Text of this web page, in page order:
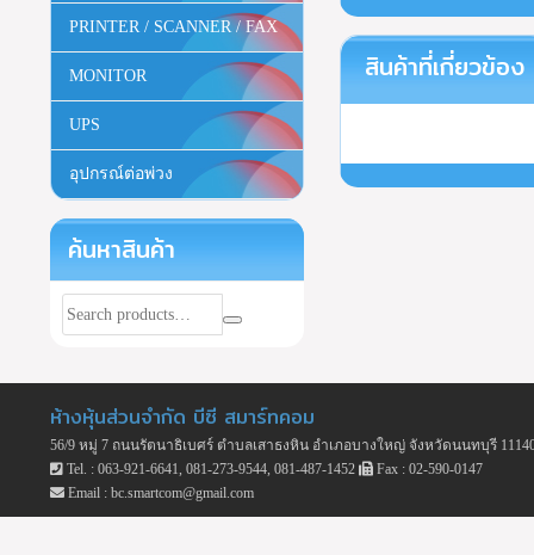
สินค้าที่เกี่ยวข้อง
PRINTER / SCANNER / FAX
MONITOR
UPS
อุปกรณ์ต่อพ่วง
ค้นหาสินค้า
ห้างหุ้นส่วนจำกัด บีซี สมาร์ทคอม
56/9 หมู่ 7 ถนนรัตนาธิเบศร์ ตำบลเสาธงหิน อำเภอบางใหญ่ จังหวัดนนทบุรี
Tel. : 063-921-6641, 081-273-9544, 081-487-1452
Fax : 02-590-0147
Email : bc.smartcom@gmail.com